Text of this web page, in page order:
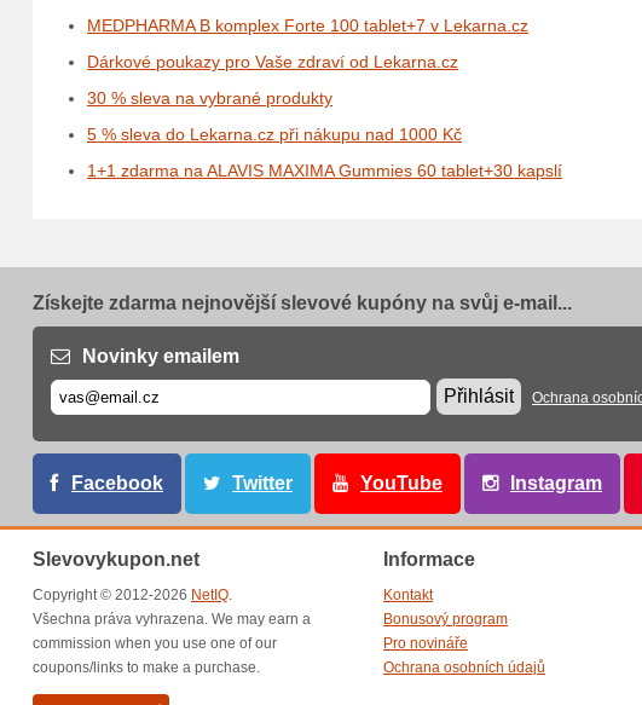
MEDPHARMA B komplex Forte 100 tablet+7 v Lekarna.cz
Dárkové poukazy pro Vaše zdraví od Lekarna.cz
30 % sleva na vybrané produkty
5 % sleva do Lekarna.cz při nákupu nad 1000 Kč
1+1 zdarma na ALAVIS MAXIMA Gummies 60 tablet+30 kapslí
Získejte zdarma nejnovější slevové kupóny na svůj e-mail...
Novinky emailem
Přihlásit
Ochrana
Facebook Twitter YouTube Instagram
Slevovykupon.net
Copyright © 2012-2026 NetIQ.
Všechna práva vyhrazena. We may earn a
commission when you use one of our
coupons/links to make a purchase.
Informace
Kontakt
Bonusový program
Pro novináře
Ochrana osobních údajů